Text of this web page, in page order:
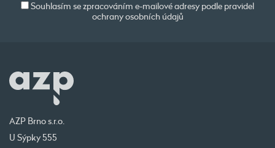
Souhlasím se zpracováním e-mailové adresy podle pravidel
ochrany osobních údajů
AZP Brno s.r.o.
U Sýpky 555